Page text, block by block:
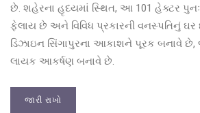
છે. શહેરના હૃદયમાં સ્થિત, આ 101 હેક્ટર
ફેલાય છે અને વિવિધ પ્રકારની વનસ્પતિનું ઘર
ડિઝાઇન સિંગાપુરના આકાશને પૂરક બનાવે
લાયક આકર્ષણ બનાવે છે.
જારી રાખો